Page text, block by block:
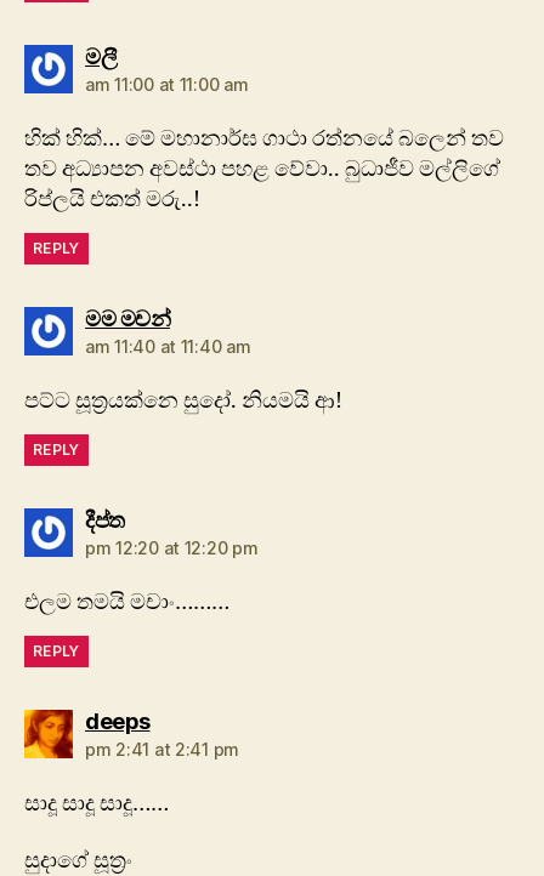
මලීsays:
am 11:00 at 11:00 am
හික් හික්… මේ මහානාර්ඝ ගාථා රත්නයේ බලෙන් තව
තව අධ්‍යාපන අවස්ථා පහළ වේවා.. බුධාජීව මල්ලිගේ
රිප්ලයි එකත් මරු..!
REPLY
මම මචන්says:
am 11:40 at 11:40 am
පට්ට සූත්‍රයක්නෙ සුදෝ. නියමයි ආ!
REPLY
දීප්තsays:
pm 12:20 at 12:20 pm
එලම තමයි මචාං………
REPLY
deepssays:
pm 2:41 at 2:41 pm
සාදූ සාදූ සාදූ……
සුදාගේ සූත්‍රං